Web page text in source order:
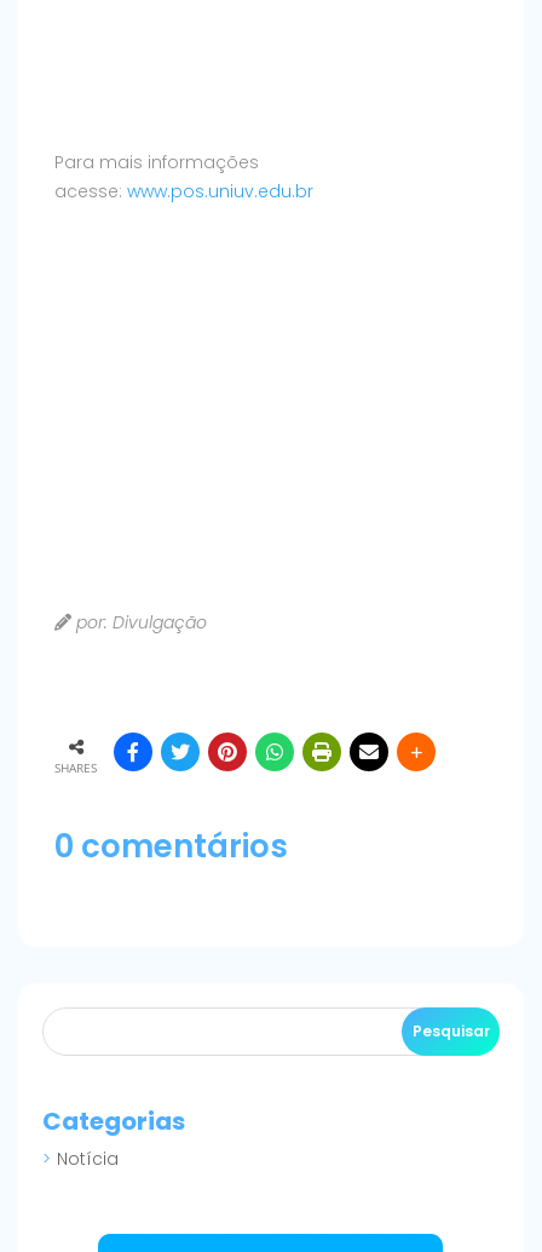
Para mais informações
acesse: www.pos.uniuv.edu.br
por: Divulgação
SHARES
0 comentários
Categorias
Notícia